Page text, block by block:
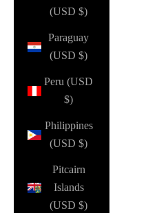
(USD $)
Paraguay
(USD $)
Peru (USD
$)
Philippines
(USD $)
Pitcairn
Islands
(USD $)